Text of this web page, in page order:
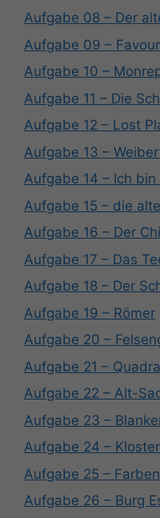
Aufgabe 08 – Der
Aufgabe 09 –
Aufgabe 10 –
Aufgabe 11 – Die
Aufgabe 12 – Lost
Aufgabe 13 –
Aufgabe 14 – Ich
Aufgabe 15 – die
Aufgabe 16 – Der
Aufgabe 17 – Das
Aufgabe 18 – Der
Aufgabe 19 – Römer
Aufgabe 20 –
Aufgabe 21 –
Aufgabe 22 – Alt-
Aufgabe 23 –
Aufgabe 24 –
Aufgabe 25 – Farben
Aufgabe 26 – Burg